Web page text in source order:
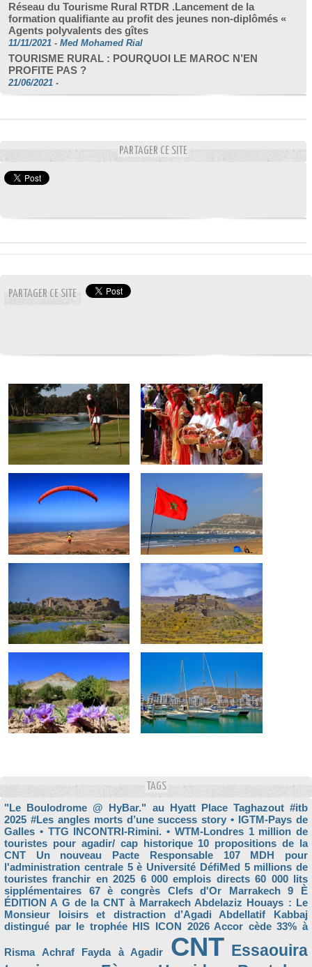
Réseau du Tourisme Rural RTDR .Lancement de la
formation qualifiante au profit des jeunes non-diplômés «
Agents polyvalents des gîtes
11/11/2021 - Med Mohamed Rial
TOURISME RURAL : POURQUOI LE MAROC N’EN
PROFITE PAS ?
21/06/2021 -
PARTAGER CE SITE
PARTAGER CE SITE
TAGS
"Le Boulodrome @ HyBar." au Hyatt Place Taghazout #itb
2025 #Les angles morts d’une success story • IGTM-Pays de
Galles • TTG INCONTRI-Rimini. • WTM-Londres 1 million de
touristes pour agadir/ cap historique 10 propositions de la
CNT Un nouveau Pacte Responsable
107 MDH pour
l'administration centrale 5 è Université DéfiMed 5 millions de
touristes franchir en 2025 6 000 emplois directs 60 000 lits
sipplémentaires
67 è congrès Clefs d'Or Marrakech
9 È
ÉDITION A G de la CNT à Marrakech Abdelaziz Houays : Le
Monsieur loisirs et distraction d’Agadi
Abdellatif Kabbaj
distingué par le trophée HIS ICON 2026 Accor cède 33% à
Risma Achraf Fayda à Agadir CNT Essaouira